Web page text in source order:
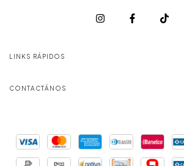
LINKS RÁPIDOS
CONTACTÁNOS